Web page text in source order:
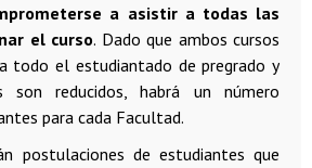
a asistir a todas las
el curso. Dado que ambos cursos
todo el estudiantado de pregrado y
son reducidos, habrá un número
para cada Facultad.
postulaciones de estudiantes que